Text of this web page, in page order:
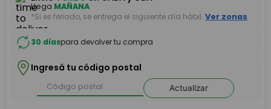
Llega MAÑANA
*Si es feriado, se entrega el siguiente día hábil. Ver zonas
30 díaspara devolver tu compra
Ingresá tu código postal
Actualizar